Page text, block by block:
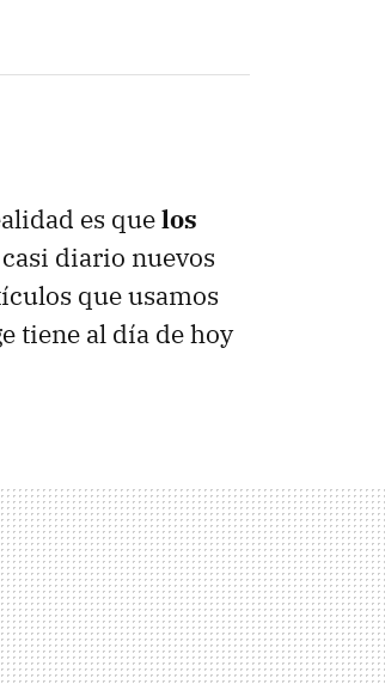
es quelos
diario nuevos
que usamos
tiene al día de hoy